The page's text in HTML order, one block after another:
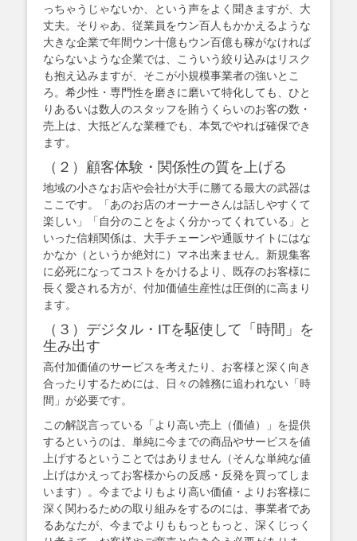
っちゃうじゃないか、という声をよく聞きますが、大
丈夫。そりゃあ、従業員をウン百人もかかえるような
大きな企業で年間ウン十億もウン百億も稼がなければ
ならないような企業では、こういう絞り込みはリスク
も抱え込みますが、そこが小規模事業者の強いとこ
ろ。希少性・専門性を磨きに磨いて特化しても、ひと
りあるいは数人のスタッフを賄うくらいのお客の数・
売上は、大抵どんな業種でも、本気でやれば確保でき
ます。
（２）顧客体験・関係性の質を上げる
地域の小さなお店や会社が大手に勝てる最大の武器は
ここです。「あのお店のオーナーさんは話しやすくて
楽しい」「自分のことをよく分かってくれている」と
いった信頼関係は、大手チェーンや通販サイトにはな
かなか（というか絶対に）マネ出来ません。新規集客
に必死になってコストをかけるより、既存のお客様に
長く愛される方が、付加価値生産性は圧倒的に高まり
ます。
（３）デジタル・ITを駆使して「時間」を
生み出す
高付加価値のサービスを考えたり、お客様と深く向き
合ったりするためには、日々の雑務に追われない「時
間」が必要です。
この解説言っている「より高い売上（価値）」を提供
するというのは、単純に今までの商品やサービスを値
上げするということではありません（そんな単純な値
上げはかえってお客様からの反感・反発を買ってしま
います）。今までよりもより高い価値・よりお客様に
深く関わるための取り組みをするのには、事業者であ
るあなたが、今までよりももっともっと、深くじっく